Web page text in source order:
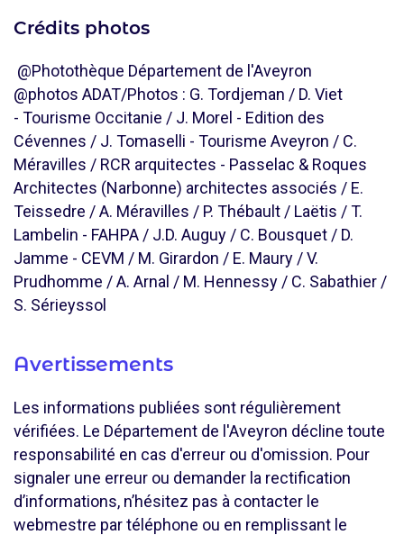
Crédits photos
@Photothèque Département de l'Aveyron
@photos ADAT/Photos : G. Tordjeman / D. Viet
- Tourisme Occitanie / J. Morel - Edition des
Cévennes / J. Tomaselli - Tourisme Aveyron / C.
Méravilles / RCR arquitectes - Passelac & Roques
Architectes (Narbonne) architectes associés / E.
Teissedre / A. Méravilles / P. Thébault / Laëtis / T.
Lambelin - FAHPA / J.D. Auguy / C. Bousquet / D.
Jamme - CEVM / M. Girardon / E. Maury / V.
Prudhomme / A. Arnal / M. Hennessy / C. Sabathier /
S. Sérieyssol
Avertissements
Les informations publiées sont régulièrement
vérifiées. Le Département de l'Aveyron décline toute
responsabilité en cas d'erreur ou d'omission. Pour
signaler une erreur ou demander la rectification
d’informations, n’hésitez pas à contacter le
webmestre par téléphone ou en remplissant le